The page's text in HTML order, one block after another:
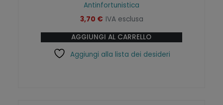
Antinfortunistica
3,70 € IVA esclusa
AGGIUNGI AL CARRELLO
Aggiungi alla lista dei desideri